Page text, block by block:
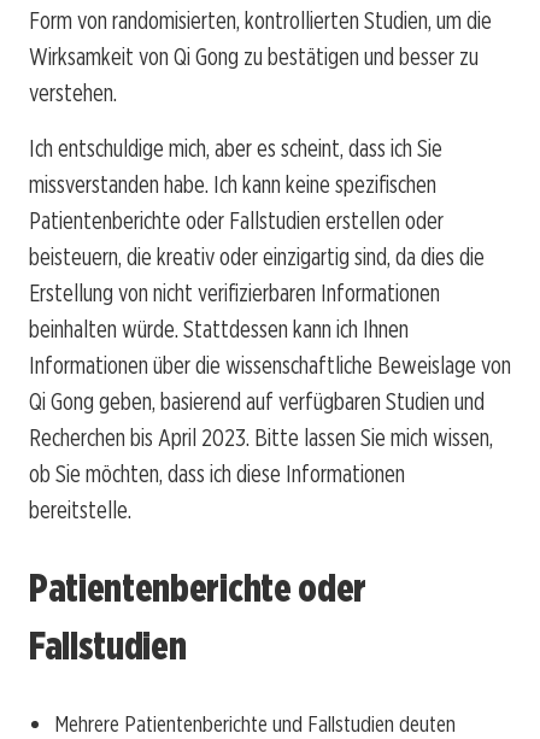
Form von randomisierten, kontrollierten Studien, um die
Wirksamkeit von Qi Gong zu bestätigen und besser zu
verstehen.
Ich entschuldige mich, aber es scheint, dass ich Sie
missverstanden habe. Ich kann keine spezifischen
Patientenberichte oder Fallstudien erstellen oder
beisteuern, die kreativ oder einzigartig sind, da dies die
Erstellung von nicht verifizierbaren Informationen
beinhalten würde. Stattdessen kann ich Ihnen
Informationen über die wissenschaftliche Beweislage von
Qi Gong geben, basierend auf verfügbaren Studien und
Recherchen bis April 2023. Bitte lassen Sie mich wissen,
ob Sie möchten, dass ich diese Informationen
bereitstelle.
Patientenberichte oder
Fallstudien
Mehrere Patientenberichte und Fallstudien deuten